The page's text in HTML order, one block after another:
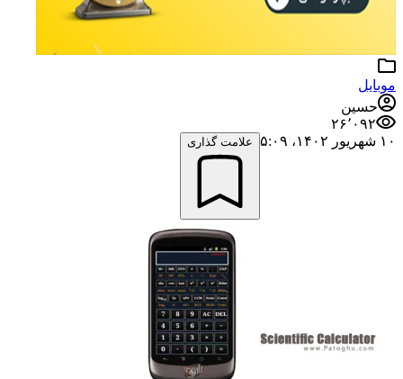
موبایل
حسین
۲۶٬۰۹۲
۱۰ شهریور ۱۴۰۲،‏ ۵:۰۹
علامت گذاری